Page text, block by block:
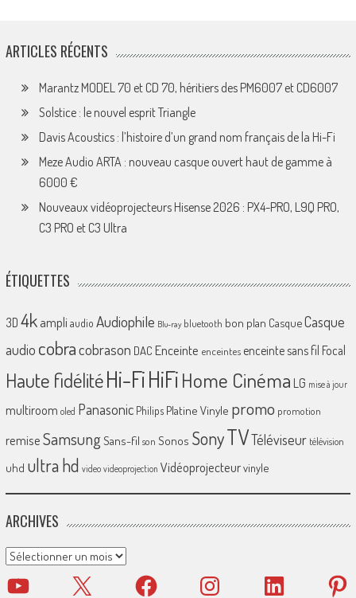
ARTICLES RÉCENTS
Marantz MODEL 70 et CD 70, héritiers des PM6007 et CD6007
Solstice : le nouvel esprit Triangle
Davis Acoustics : l’histoire d’un grand nom français de la Hi-Fi
Meze Audio ARTA : nouveau casque ouvert haut de gamme à
6000 €
Nouveaux vidéoprojecteurs Hisense 2026 : PX4-PRO, L9Q PRO,
C3 PRO et C3 Ultra
ÉTIQUETTES
3D 4k ampliaudio Audiophile Blu-ray bluetooth bon plan CasqueCasque
audio cobracobrason DAC Enceinte enceintes enceinte sans fil Focal
Haute fidélitéHi-FiHiFiHome Cinéma LG mise à jour
multiroom oled Panasonic Philips Platine Vinyle promo promotion
remiseSamsungSans-fil son Sonos SonyTVTéléviseur télévision
uhd ultra hd video videoprojection Vidéoprojecteurvinyle
ARCHIVES
Archives
YouTube X Facebook Instagram LinkedIn